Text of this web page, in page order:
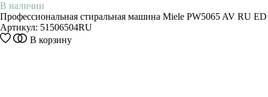
В наличии
Профессиональная стиральная машина Miele PW5065 AV RU ED
Артикул: 51506504RU
В корзину